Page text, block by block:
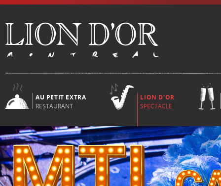
AU PETIT EXTRA
RESTAURANT
LION D'OR
SPECTACLE